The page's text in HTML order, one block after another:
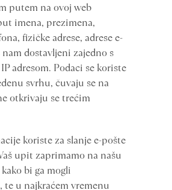
putem na ovoj web
imena, prezimena,
fizičke adrese, adrese e-
dostavljeni zajedno s
adresom. Podaci se koriste
svrhu, čuvaju se na
otkrivaju se trećim
koriste za slanje e-pošte
upit zaprimamo na našu
bi ga mogli
te u najkraćem vremenu